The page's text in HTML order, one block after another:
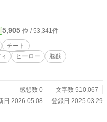
対話。 そして困った時は、だいた
とヒーロー倫理とワガママで救っ
5,905 位 / 53,341件
チート
ヒーロー
脳筋
感想数 0
文字数 510,067
日 2026.05.08
登録日 2025.03.29